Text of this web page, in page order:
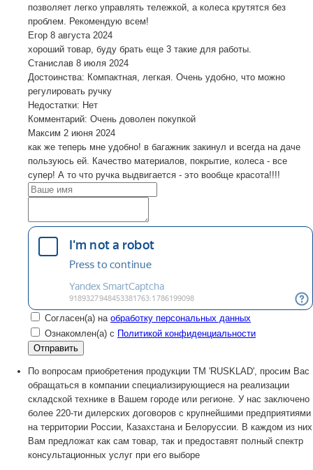
позволяет легко управлять тележкой, а колеса крутятся без
проблем. Рекомендую всем!
Егор 8 августа 2024
хороший товар, буду брать еще 3 такие для работы.
Станислав 8 июля 2024
Достоинства: Компактная, легкая. Очень удобно, что можно
регулировать ручку
Недостатки: Нет
Комментарий: Очень доволен покупкой
Максим 2 июня 2024
как же теперь мне удобно! в багажник закинул и всегда на даче
пользуюсь ей. Качество материалов, покрытие, колеса - все
супер! А то что ручка выдвигается - это вообще красота!!!!
Согласен(а) на обработку персональных данных
Ознакомлен(а) с Политикой конфиденциальности
По вопросам приобретения продукции TM 'RUSKLAD', просим Вас
обращаться в компании специализирующиеся на реализации
складской технике в Вашем городе или регионе. У нас заключено
более 220-ти дилерских договоров с крупнейшими предприятиями
на территории России, Казахстана и Белоруссии. В каждом из них
Вам предложат как сам товар, так и предоставят полный спектр
консультационных услуг при его выборе